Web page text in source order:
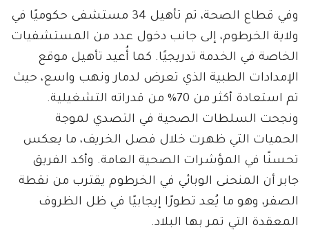
وفي قطاع الصحة، تم تأهيل 34 مستشفى حكوميًا في
ولاية الخرطوم، إلى جانب دخول عدد من المستشفيات
الخاصة في الخدمة تدريجيًا. كما أُعيد تأهيل موقع
الإمدادات الطبية الذي تعرض لدمار ونهب واسع، حيث
تم استعادة أكثر من 70% من قدراته التشغيلية.
ونجحت السلطات الصحية في التصدي لموجة
الحميات التي ظهرت خلال فصل الخريف، ما يعكس
تحسنًا في المؤشرات الصحية العامة. وأكد الفريق
جابر أن المنحنى الوبائي في الخرطوم يقترب من نقطة
الصفر، وهو ما يُعد تطورًا إيجابيًا في ظل الظروف
المعقدة التي تمر بها البلاد.